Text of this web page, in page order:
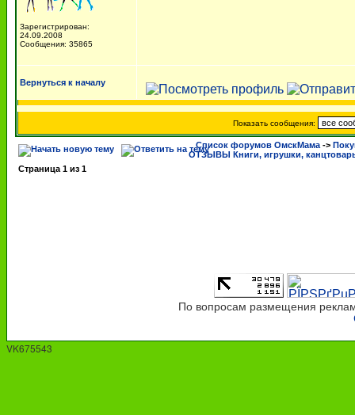
Зарегистрирован:
24.09.2008
Сообщения: 35865
Вернуться к началу
Показать сообщения:
Список форумов ОмскМама ->
ОТЗЫВЫ Книги, игрушки,
Страница 1 из 1
По вопросам размещения
VK675543